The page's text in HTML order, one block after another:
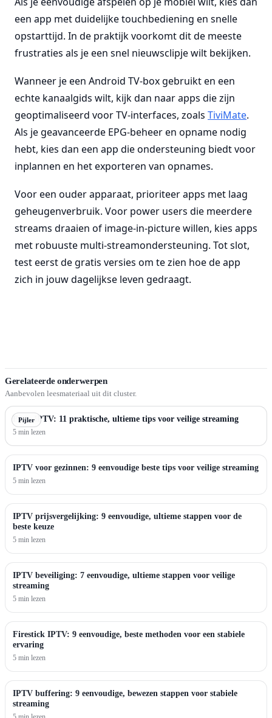
een app met duidelijke touchbediening en snelle
opstarttijd. In de praktijk voorkomt dit de meeste
frustraties als je een snel nieuwsclipje wilt bekijken.
Wanneer je een Android TV-box gebruikt en een
echte kanaalgids wilt, kijk dan naar apps die zijn
geoptimaliseerd voor TV-interfaces, zoals TiviMate.
Als je geavanceerde EPG-beheer en opname nodig
hebt, kies dan een app die ondersteuning biedt voor
inplannen en het exporteren van opnames.
Voor een ouder apparaat, prioriteer apps met laag
geheugenverbruik. Voor power users die meerdere
streams draaien of image-in-picture willen, kies apps
met robuuste multi-streamondersteuning. Tot slot,
test eerst de gratis versies om te zien hoe de app
zich in jouw dagelijkse leven gedraagt.
Gerelateerde onderwerpen
Aanbevolen leesmateriaal uit dit cluster.
Pijler
Beste IPTV: 11 praktische, ultieme tips voor veilige streaming
5 min lezen
IPTV voor gezinnen: 9 eenvoudige beste tips voor veilige streaming
5 min lezen
IPTV prijsvergelijking: 9 eenvoudige, ultieme stappen voor de
beste keuze
5 min lezen
IPTV beveiliging: 7 eenvoudige, ultieme stappen voor veilige
streaming
5 min lezen
Firestick IPTV: 9 eenvoudige, beste methoden voor een stabiele
ervaring
5 min lezen
IPTV buffering: 9 eenvoudige, bewezen stappen voor stabiele
streaming